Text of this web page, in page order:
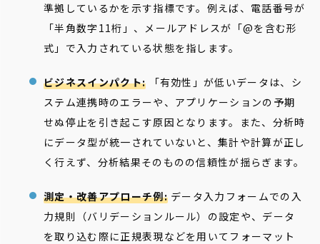
準拠しているかを示す指標です。例えば、電話番号が
「半角数字11桁」、メールアドレスが「@を含む形
式」で入力されている状態を指します。
ビジネスインパクト: 「有効性」が低いデータは、シ
ステム連携時のエラーや、アプリケーションの予期
せぬ停止を引き起こす原因となります。また、分析時
にデータ型が統一されていないと、集計や計算が正し
く行えず、分析結果そのものの信頼性が揺らぎます。
測定・改善アプローチ例:データ入力フォームでの入
力規則（バリデーションルール）の設定や、データ
を取り込む際に正規表現などを用いてフォーマット